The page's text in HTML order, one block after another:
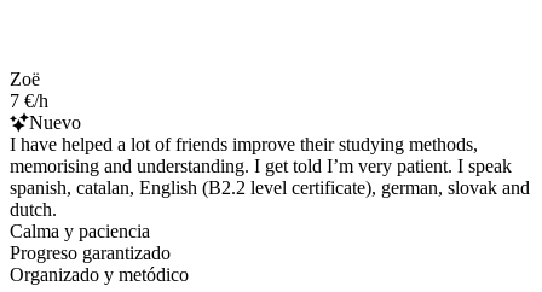
Zoë
7 €/h
Nuevo
I have helped a lot of friends improve their studying methods,
memorising and understanding. I get told I’m very patient. I speak
spanish, catalan, English (B2.2 level certificate), german, slovak and
dutch.
Calma y paciencia
Progreso garantizado
Organizado y metódico